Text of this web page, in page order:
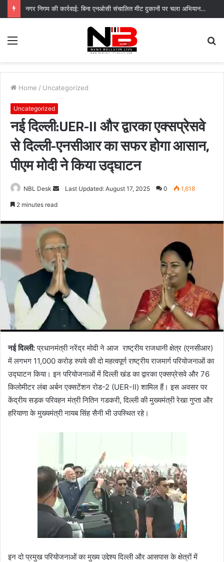
देहरादून मे अब गौरय्या कम दिखती है लाल बासमती गायब हो गया है धाद के हरेला 26 मे बच्चों ने क्लाइमेंट चेंज को बताया अपनी नजर से
Menu
Home / Uncategorized
Uncategorized
नई दिल्ली:UER-II और द्वारका एक्सप्रेसवे
से दिल्ली-एनसीआर का सफर होगा आसान,
पीएम मोदी ने किया उद्घाटन
NBL Desk
SendLast Updated: August 17, 2025 0 1,618
2 minutes read
नई दिल्ली:प्रधानमंत्री नरेंद्र मोदी ने आज राष्ट्रीय राजधानी क्षेत्र (एनसीआर)
में लगभग 11,000 करोड़ रुपये की दो महत्वपूर्ण राष्ट्रीय राजमार्ग परियोजनाओं का
उद्घाटन किया। इन परियोजनाओं में दिल्ली खंड का द्वारका एक्सप्रेसवे और 76
किलोमीटर लंबा अर्बन एक्सटेंशन रोड-2 (UER-II) शामिल हैं। इस अवसर पर
केंद्रीय सड़क परिवहन मंत्री नितिन गडकरी, दिल्ली की मुख्यमंत्री रेखा गुप्ता और
हरियाणा के मुख्यमंत्री नायब सिंह सैनी भी उपस्थित रहे।
इन दो प्रमुख परियोजनाओं का मुख्य उद्देश्य दिल्ली और आसपास के क्षेत्रों में